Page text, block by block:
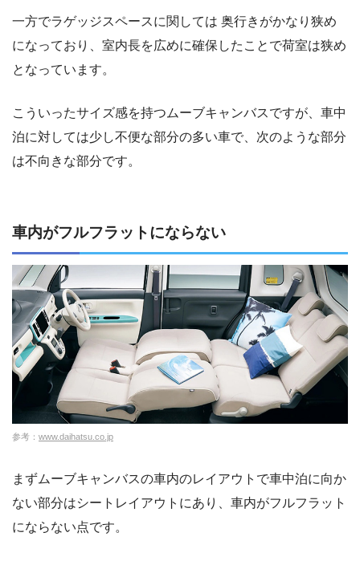
一方でラゲッジスペースに関しては 奥行きがかなり狭め
になっており、室内長を広めに確保したことで荷室は狭め
となっています。
こういったサイズ感を持つムーブキャンバスですが、車中
泊に対しては少し不便な部分の多い車で、次のような部分
は不向きな部分です。
車内がフルフラットにならない
参考： www.daihatsu.co.jp
まずムーブキャンバスの車内のレイアウトで車中泊に向か
ない部分はシートレイアウトにあり、車内がフルフラット
にならない点です。